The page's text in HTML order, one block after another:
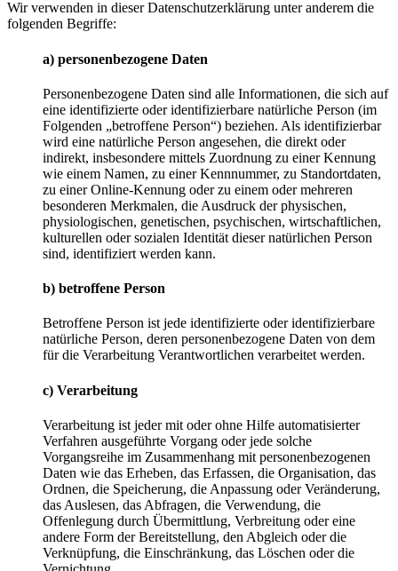
Wir verwenden in dieser Datenschutzerklärung unter anderem die
folgenden Begriffe:
a) personenbezogene Daten
Personenbezogene Daten sind alle Informationen, die sich auf
eine identifizierte oder identifizierbare natürliche Person (im
Folgenden „betroffene Person“) beziehen. Als identifizierbar
wird eine natürliche Person angesehen, die direkt oder
indirekt, insbesondere mittels Zuordnung zu einer Kennung
wie einem Namen, zu einer Kennnummer, zu Standortdaten,
zu einer Online-Kennung oder zu einem oder mehreren
besonderen Merkmalen, die Ausdruck der physischen,
physiologischen, genetischen, psychischen, wirtschaftlichen,
kulturellen oder sozialen Identität dieser natürlichen Person
sind, identifiziert werden kann.
b) betroffene Person
Betroffene Person ist jede identifizierte oder identifizierbare
natürliche Person, deren personenbezogene Daten von dem
für die Verarbeitung Verantwortlichen verarbeitet werden.
c) Verarbeitung
Verarbeitung ist jeder mit oder ohne Hilfe automatisierter
Verfahren ausgeführte Vorgang oder jede solche
Vorgangsreihe im Zusammenhang mit personenbezogenen
Daten wie das Erheben, das Erfassen, die Organisation, das
Ordnen, die Speicherung, die Anpassung oder Veränderung,
das Auslesen, das Abfragen, die Verwendung, die
Offenlegung durch Übermittlung, Verbreitung oder eine
andere Form der Bereitstellung, den Abgleich oder die
Verknüpfung, die Einschränkung, das Löschen oder die